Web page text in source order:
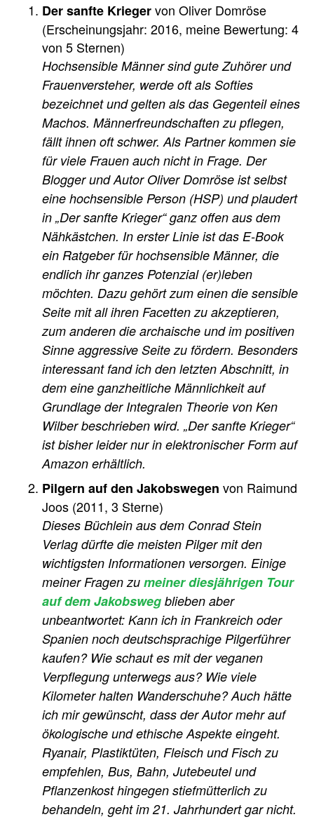
Der sanfte Kriegervon Oliver Domröse
(Erscheinungsjahr: 2016, meine Bewertung: 4
von 5 Sternen)
Hochsensible Männer sind gute Zuhörer und
Frauenversteher, werde oft als Softies
bezeichnet und gelten als das Gegenteil eines
Machos. Männerfreundschaften zu pflegen,
fällt ihnen oft schwer. Als Partner kommen sie
für viele Frauen auch nicht in Frage. Der
Blogger und Autor Oliver Domröse ist selbst
eine hochsensible Person (HSP) und plaudert
in „Der sanfte Krieger“ ganz offen aus dem
Nähkästchen. In erster Linie ist das E-Book
ein Ratgeber für hochsensible Männer, die
endlich ihr ganzes Potenzial (er)leben
möchten. Dazu gehört zum einen die sensible
Seite mit all ihren Facetten zu akzeptieren,
zum anderen die archaische und im positiven
Sinne aggressive Seite zu fördern. Besonders
interessant fand ich den letzten Abschnitt, in
dem eine ganzheitliche Männlichkeit auf
Grundlage der Integralen Theorie von Ken
Wilber beschrieben wird. „Der sanfte Krieger“
ist bisher leider nur in elektronischer Form auf
Amazon erhältlich.
Pilgern auf den Jakobswegen von Raimund
Joos (2011, 3 Sterne)
Dieses Büchlein aus dem Conrad Stein
Verlag dürfte die meisten Pilger mit den
wichtigsten Informationen versorgen. Einige
meiner Fragen zu meiner diesjährigen Tour
auf dem Jakobsweg blieben aber
unbeantwortet: Kann ich in Frankreich oder
Spanien noch deutschsprachige Pilgerführer
kaufen? Wie schaut es mit der veganen
Verpflegung unterwegs aus? Wie viele
Kilometer halten Wanderschuhe? Auch hätte
ich mir gewünscht, dass der Autor mehr auf
ökologische und ethische Aspekte eingeht.
Ryanair, Plastiktüten, Fleisch und Fisch zu
empfehlen, Bus, Bahn, Jutebeutel und
Pflanzenkost hingegen stiefmütterlich zu
behandeln, geht im 21. Jahrhundert gar nicht.